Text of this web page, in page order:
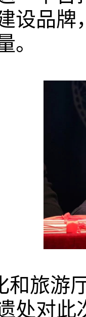
设品牌
。
和旅游
处对此